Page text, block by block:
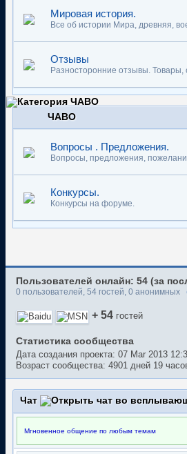
Мировая история.
Все об истории Мира, древняя,
Отзывы
Разносторонние отзывы. Товары,
ЧАВО
Вопросы . Предложения.
Вопросы, предложения,
Конкурсы.
Конкурсы на форуме.
Пользователей онлайн: 54 (за
0 пользователей, 54 гостей, 0 анонимных
+ 54 гостей
Статистика сообщества
Дата создания проекта: 07 Mar 2013
Возраст сообщества: 4901 дней 19
Чат
Мгновенное общение по любым темам